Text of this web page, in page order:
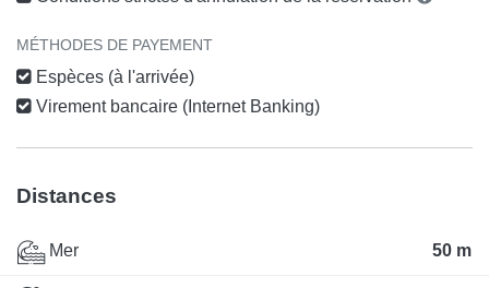
MÉTHODES DE PAYEMENT
Espèces (à l'arrivée)
Virement bancaire (Internet Banking)
Distances
Mer 50 m